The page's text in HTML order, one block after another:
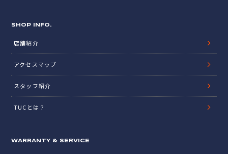
SHOP INFO.
店舗紹介
アクセスマップ
スタッフ紹介
TUCとは？
WARRANTY & SERVICE